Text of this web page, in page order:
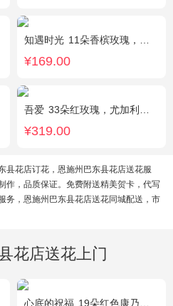
知遇时光 11朵香槟玫瑰，白桔梗、尤加利、满天星间插
¥169.00
吾爱 33朵红玫瑰，尤加利绿叶搭配
¥319.00
县花店订花，恩施州巴东县花店送花服
作，品质保证。免费附送精美贺卡，代写
务，恩施州巴东县花店送花同城配送，市
花店送花上门
心底的祝福 19朵红色康乃馨，绿叶搭配